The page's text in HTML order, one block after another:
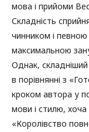
мова і прийоми
Складність
чинником і певною
максимальною
Однак,
в порівнянні з
кроком автора у
мови і стилю,
«Королівство